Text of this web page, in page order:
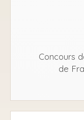
Concours
de